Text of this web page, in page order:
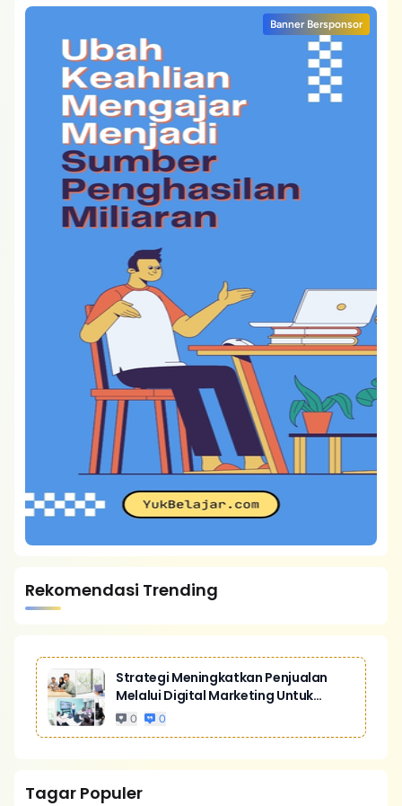
Banner Bersponsor
Rekomendasi Trending
Strategi Meningkatkan Penjualan
Melalui Digital Marketing Untuk
Bisnis Yang Lebih Kompetitif
0 0
Tagar Populer